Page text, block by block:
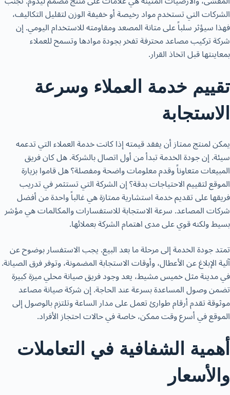
الشركات التي تستخدم مواد رخيصة أو خفيفة الوزن لتقليل التكاليف،
فهذا سيؤثر سلباً على متانة المصعد ومقاومته للاستخدام اليومي. إن
شركة تركيب مصاعد محترفة تفخر بجودة موادها وتسمح للعملاء
بمعاينتها قبل اتخاذ القرار.
تقييم خدمة العملاء وسرعة
الاستجابة
يمكن لمنتج ممتاز أن يفقد قيمته إذا كانت خدمة العملاء التي تدعمه
سيئة. إن جودة الخدمة تبدأ من أول اتصال بالشركة. هل كان فريق
المبيعات متعاوناً وقدم معلومات واضحة ومفصلة؟ هل قاموا بزيارة
الموقع لتقييم الاحتياجات بدقة؟ إن الشركة التي تستثمر في تدريب
فريقها على تقديم خدمة استشارية ممتازة هي غالباً واحدة من أفضل
شركات المصاعد. سرعة الاستجابة للاستفسارات والمكالمات هي مؤشر
بسيط ولكنه قوي على مدى اهتمام الشركة بعملائها.
تمتد جودة الخدمة إلى مرحلة ما بعد البيع. يجب الاستفسار بوضوح عن
آلية الإبلاغ عن الأعطال، وأوقات الاستجابة المضمونة، وتوفر فرق الصيانة.
في مدينة مثل خميس مشيط، يعد وجود فريق صيانة محلي ميزة كبيرة
تضمن وصول المساعدة بسرعة عند الحاجة. إن شركة صيانة مصاعد
موثوقة تقدم أرقام طوارئ تعمل على مدار الساعة وتلتزم بالوصول إلى
الموقع في أسرع وقت ممكن، خاصة في حالات احتجاز الأفراد.
أهمية الشفافية في التعاملات
والأسعار